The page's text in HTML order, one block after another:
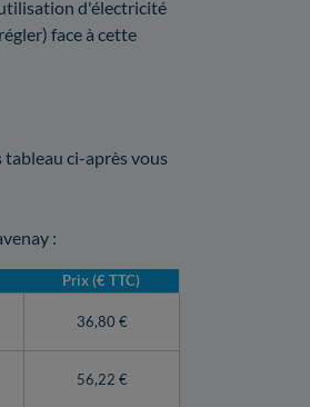
d'électricité
face à cette
tableau ci-après vous
:
Prix (€ TTC)
36,80 €
56,22 €